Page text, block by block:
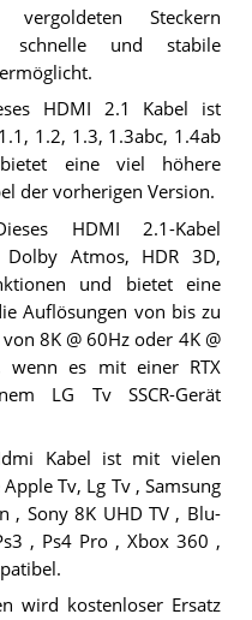
vergoldeten Steckern
schnelle und stabile
HDMI 2.1 Kabel ist
1.2, 1.3, 1.3abc, 1.4ab
eine viel höhere
der vorherigen Version.
HDMI 2.1-Kabel
Atmos, HDR 3D,
und bietet eine
Auflösungen von bis zu
8K @ 60Hz oder 4K @
wenn es mit einer RTX
LG Tv SSCR-Gerät
Kabel ist mit vielen
Tv, Lg Tv , Samsung
, Sony 8K UHD TV , Blu-
, Ps4 Pro , Xbox 360 ,
wird kostenloser Ersatz